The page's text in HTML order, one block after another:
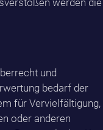
werden die
und
bedarf der
für Vervielfältigung,
oder anderen